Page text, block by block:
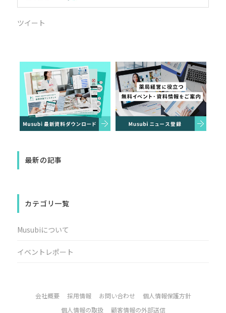
ツイート
最新の記事
カテゴリ一覧
Musubiについて
イベントレポート
会社概要 採用情報 お問い合わせ
個人情報保護方針
個人情報の取扱
顧客情報の外部送信